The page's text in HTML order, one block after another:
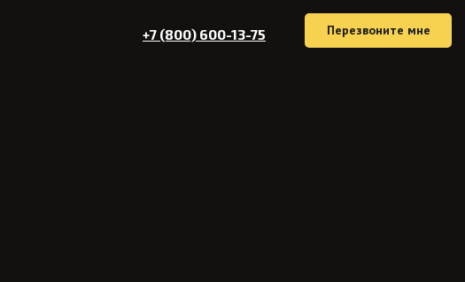
+7 (800) 600-13-75 Перезвоните мне